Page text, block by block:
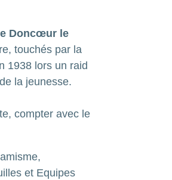
Doncœur le
touchés par la
1938 lors un raid
la jeunesse.
compter avec le
et Equipes